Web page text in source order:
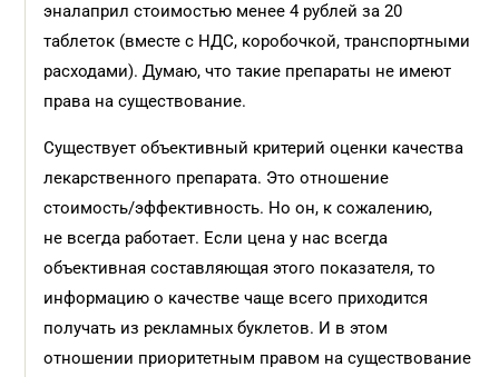
эналаприл стоимостью менее 4 рублей за 20
таблеток (вместе с НДС, коробочкой, транспортными
расходами). Думаю, что такие препараты не имеют
права на существование.
Существует объективный критерий оценки качества
лекарственного препарата. Это отношение
стоимость/эффективность. Но он, к сожалению,
не всегда работает. Если цена у нас всегда
объективная составляющая этого показателя, то
информацию о качестве чаще всего приходится
получать из рекламных буклетов. И в этом
отношении приоритетным правом на существование